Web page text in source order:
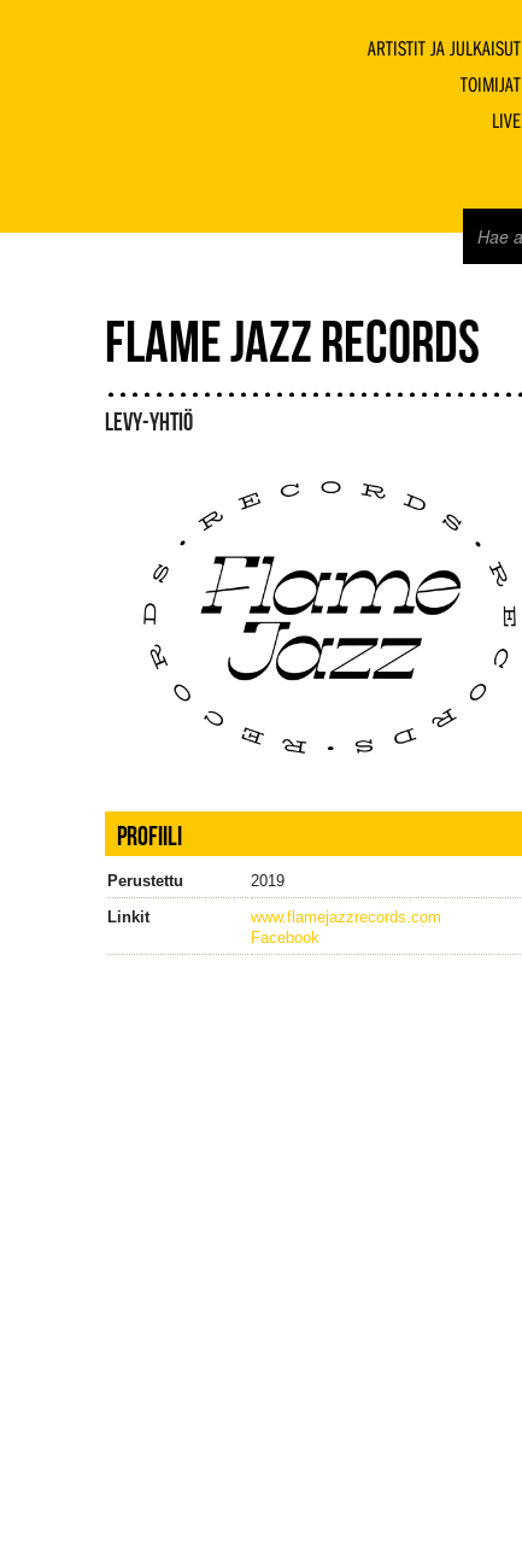
ARTISTIT JA JULKAISUT
TOIMIJAT
LIVE
FLAME JAZZ RECORDS
LEVY-YHTIÖ
PROFIILI
Perustettu
2019
Linkit
www.flamejazzrecords.com
Facebook